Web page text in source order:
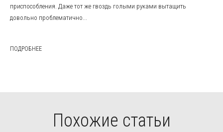
приспособления. Даже тот же гвоздь голыми руками вытащить
довольно проблематично...
ПОДРОБНЕЕ
Похожие статьи